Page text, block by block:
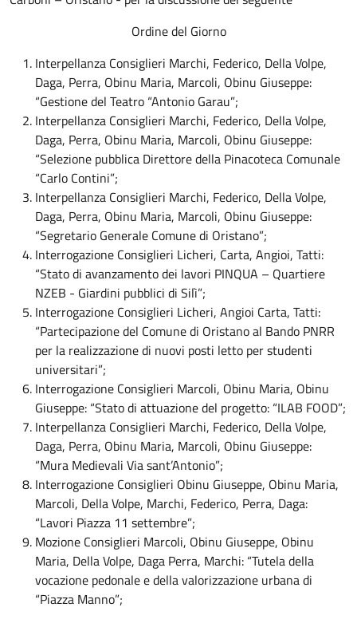
Ordine del Giorno
Interpellanza Consiglieri Marchi, Federico, Della Volpe,
Daga, Perra, Obinu Maria, Marcoli, Obinu Giuseppe:
“Gestione del Teatro “Antonio Garau”;
Interpellanza Consiglieri Marchi, Federico, Della Volpe,
Daga, Perra, Obinu Maria, Marcoli, Obinu Giuseppe:
“Selezione pubblica Direttore della Pinacoteca Comunale
“Carlo Contini”;
Interpellanza Consiglieri Marchi, Federico, Della Volpe,
Daga, Perra, Obinu Maria, Marcoli, Obinu Giuseppe:
“Segretario Generale Comune di Oristano”;
Interrogazione Consiglieri Licheri, Carta, Angioi, Tatti:
“Stato di avanzamento dei lavori PINQUA – Quartiere
NZEB - Giardini pubblici di Silì”;
Interrogazione Consiglieri Licheri, Angioi Carta, Tatti:
“Partecipazione del Comune di Oristano al Bando PNRR
per la realizzazione di nuovi posti letto per studenti
universitari”;
Interrogazione Consiglieri Marcoli, Obinu Maria, Obinu
Giuseppe: “Stato di attuazione del progetto: “ILAB FOOD”;
Interpellanza Consiglieri Marchi, Federico, Della Volpe,
Daga, Perra, Obinu Maria, Marcoli, Obinu Giuseppe:
“Mura Medievali Via sant’Antonio”;
Interrogazione Consiglieri Obinu Giuseppe, Obinu Maria,
Marcoli, Della Volpe, Marchi, Federico, Perra, Daga:
“Lavori Piazza 11 settembre”;
Mozione Consiglieri Marcoli, Obinu Giuseppe, Obinu
Maria, Della Volpe, Daga Perra, Marchi: “Tutela della
vocazione pedonale e della valorizzazione urbana di
“Piazza Manno”;